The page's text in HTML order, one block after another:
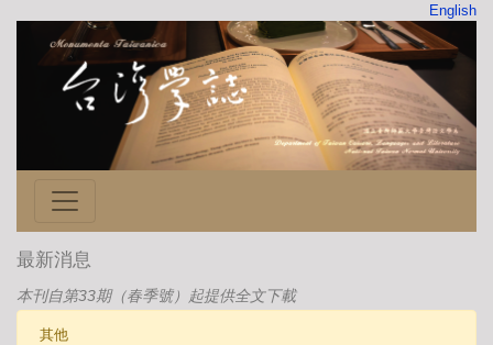
English
最新消息
本刊自第33期（春季號）起提供全文下載
其他